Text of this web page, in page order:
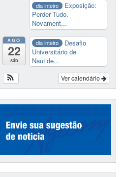
dia inteiro
Exposição:
Perder Tudo.
Novament...
AGO
22
sáb
dia inteiro
Desafio
Universitário de
Nautide...
Ver calendário